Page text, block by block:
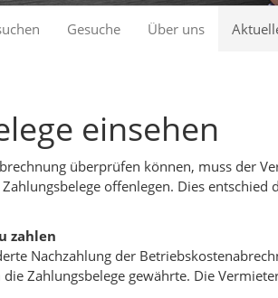
Gesuche Über uns
einsehen
überprüfen können, muss der
offenlegen. Dies entschied
zahlen
Nachzahlung der
Zahlungsbelege gewährte. Die